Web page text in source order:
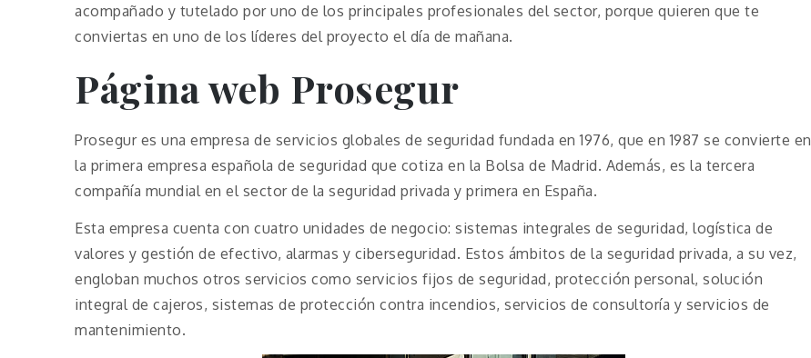
acompañado y tutelado por uno de los principales profesionales del sector, porque quieren que te
conviertas en uno de los líderes del proyecto el día de mañana.
Página web Prosegur
Prosegur es una empresa de servicios globales de seguridad fundada en 1976, que en 1987 se convierte en
la primera empresa española de seguridad que cotiza en la Bolsa de Madrid. Además, es la tercera
compañía mundial en el sector de la seguridad privada y primera en España.
Esta empresa cuenta con cuatro unidades de negocio: sistemas integrales de seguridad, logística de
valores y gestión de efectivo, alarmas y ciberseguridad. Estos ámbitos de la seguridad privada, a su vez,
engloban muchos otros servicios como servicios fijos de seguridad, protección personal, solución
integral de cajeros, sistemas de protección contra incendios, servicios de consultoría y servicios de
mantenimiento.